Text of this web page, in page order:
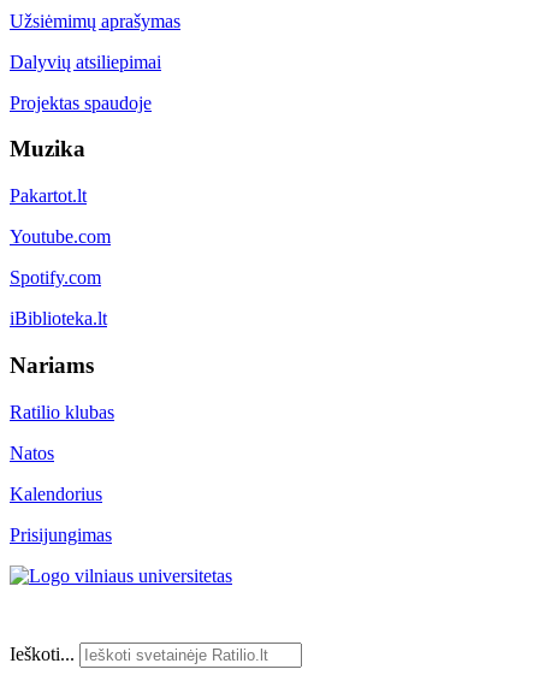
Užsiėmimų aprašymas
Dalyvių atsiliepimai
Projektas spaudoje
Muzika
Pakartot.lt
Youtube.com
Spotify.com
iBiblioteka.lt
Nariams
Ratilio klubas
Natos
Kalendorius
Prisijungimas
Ieškoti...